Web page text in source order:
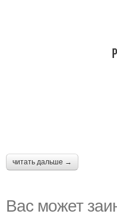
читать дальше →
Вас может